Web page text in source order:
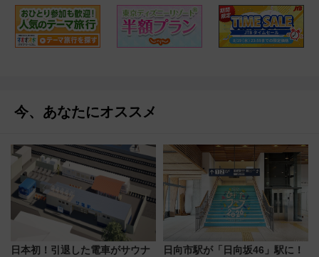
今、あなたにオススメ
日本初！引退した電車がサウナ
日向市駅が「日向坂46」駅に！